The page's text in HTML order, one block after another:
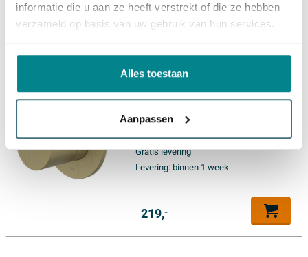
informatie die u aan ze heeft verstrekt of die ze hebben
verzameld op basis van uw gebruik van hun services.
Alles toestaan
Aanpassen
stop-omstel - symmetry - rond
rozet - Geborsteld mat goud
PVD
Gratis levering
Levering:binnen 1 week
219,-